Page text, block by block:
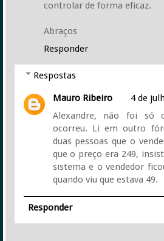
controlar de forma eficaz.
Abraços
Responder
Respostas
Mauro Ribeiro
4 de
Alexandre, não foi só
ocorreu. Li em outro
duas pessoas que o
que o preço era 249,
sistema e o vendedor
quando viu que estava 49.
Responder